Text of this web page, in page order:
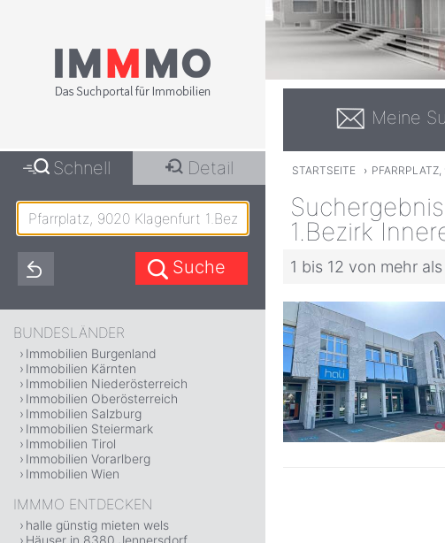
Meine
STARTSEITE ›
1.Bezirk
1 bis 12 von mehr
Schnell Detail
BUNDESLÄNDER
Immobilien Burgenland
Immobilien Kärnten
Immobilien Niederösterreich
Immobilien Oberösterreich
Immobilien Salzburg
Immobilien Steiermark
Immobilien Tirol
Immobilien Vorarlberg
Immobilien Wien
IMMMO ENTDECKEN
halle günstig mieten wels
Häuser in 8380 Jennersdorf